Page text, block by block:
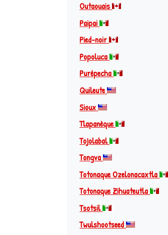
Outaouais
Paipai
Pied-noir
Popoluca
Purépecha
Quileute
Sioux
Tlapanèque
Tojolabal
Tongva
Totonaque Ozelonacaxtla
Totonaque Zihuateutla
Tsotsil
Twulshootseed